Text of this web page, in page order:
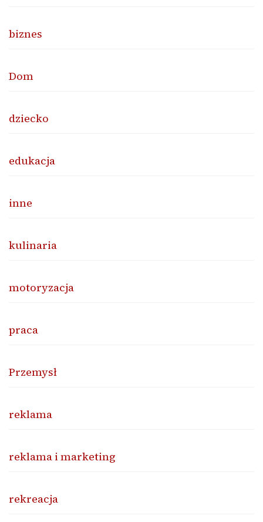
biznes
Dom
dziecko
edukacja
inne
kulinaria
motoryzacja
praca
Przemysł
reklama
reklama i marketing
rekreacja